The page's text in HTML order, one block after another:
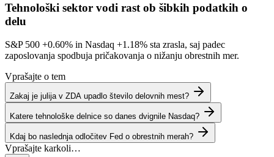
Tehnološki sektor vodi rast ob šibkih podatkih o
delu
S&P 500 +0.60% in Nasdaq +1.18% sta zrasla, saj padec
zaposlovanja spodbuja pričakovanja o nižanju obrestnih mer.
Vprašajte o tem
Zakaj je julija v ZDA upadlo število delovnih mest?
Katere tehnološke delnice so danes dvignile Nasdaq?
Kdaj bo naslednja odločitev Fed o obrestnih merah?